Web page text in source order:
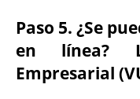
Paso 5. ¿Se
en línea?
Empresarial